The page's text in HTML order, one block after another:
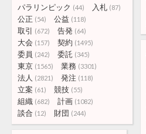
パラリンピック (44) 入札 (87)
公正 (54) 公益 (118)
取引 (672) 告発 (64)
大会 (157) 契約 (1495)
委員 (242) 委託 (345)
東京 (1565) 業務 (3301)
法人 (2821) 発注 (118)
立案 (61) 競技 (55)
組織 (682) 計画 (1082)
談合 (12) 財団 (244)